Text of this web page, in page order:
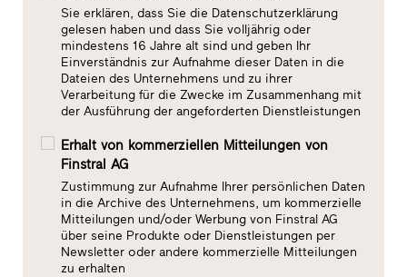
Sie erklären, dass Sie die Datenschutzerklärung
gelesen haben und dass Sie volljährig oder
mindestens 16 Jahre alt sind und geben Ihr
Einverständnis zur Aufnahme dieser Daten in die
Dateien des Unternehmens und zu ihrer
Verarbeitung für die Zwecke im Zusammenhang mit
der Ausführung der angeforderten Dienstleistungen
Erhalt von kommerziellen Mitteilungen von
Finstral AG
Zustimmung zur Aufnahme Ihrer persönlichen Daten
in die Archive des Unternehmens, um kommerzielle
Mitteilungen und/oder Werbung von Finstral AG
über seine Produkte oder Dienstleistungen per
Newsletter oder andere kommerzielle Mitteilungen
zu erhalten